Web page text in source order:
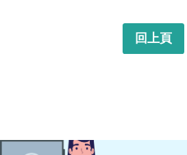
回上頁